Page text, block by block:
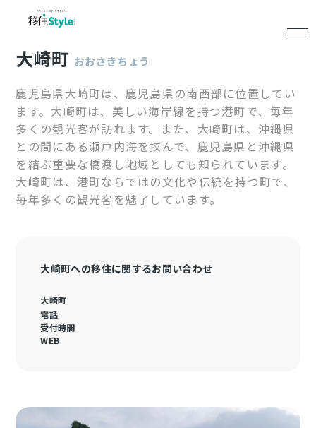
大崎町 おおさきちょう
鹿児島県大崎町は、鹿児島県の南西部に位置してい
ます。大崎町は、美しい海岸線を持つ港町で、毎年
多くの観光客が訪れます。また、大崎町は、沖縄県
との間にある瀬戸内海を挟んで、鹿児島県と沖縄県
を結ぶ重要な橋渡し地域としても知られています。
大崎町は、港町ならではの文化や伝統を持つ町で、
毎年多くの観光客を魅了しています。
大崎町への移住に関するお問い合わせ
大崎町
電話
受付時間
WEB